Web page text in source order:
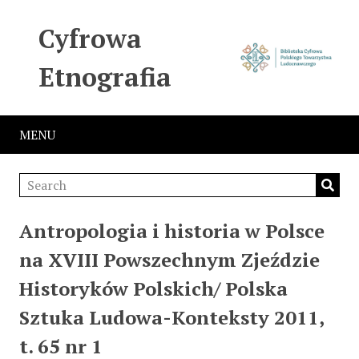
Cyfrowa
Etnografia
MENU
Antropologia i historia w Polsce
na XVIII Powszechnym Zjeździe
Historyków Polskich/ Polska
Sztuka Ludowa-Konteksty 2011,
t. 65 nr 1